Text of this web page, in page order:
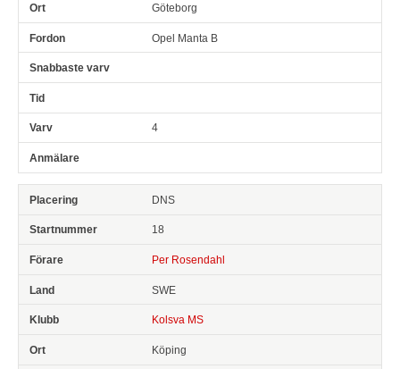
Göteborg
Opel Manta B
4
DNS
18
Per Rosendahl
SWE
Kolsva MS
Köping